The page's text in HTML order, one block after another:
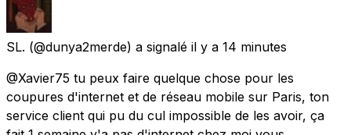
SL. (@dunya2merde) a signalé il y a 14 minutes
@Xavier75 tu peux faire quelque chose pour les
coupures d'internet et de réseau mobile sur Paris, ton
service client qui pu du cul impossible de les avoir, ça